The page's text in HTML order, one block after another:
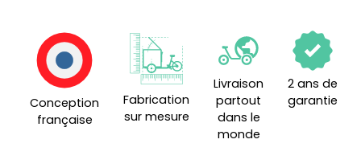
Conception
française
Fabrication
sur mesure
Livraison
partout
dans le
monde
2 ans de
garantie